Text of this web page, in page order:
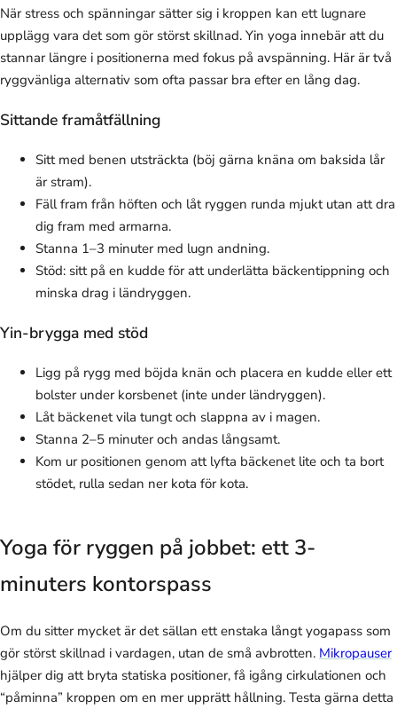
När stress och spänningar sätter sig i kroppen kan ett lugnare
upplägg vara det som gör störst skillnad. Yin yoga innebär att du
stannar längre i positionerna med fokus på avspänning. Här är två
ryggvänliga alternativ som ofta passar bra efter en lång dag.
Sittande framåtfällning
Sitt med benen utsträckta (böj gärna knäna om baksida lår
är stram).
Fäll fram från höften och låt ryggen runda mjukt utan att dra
dig fram med armarna.
Stanna 1–3 minuter med lugn andning.
Stöd: sitt på en kudde för att underlätta bäckentippning och
minska drag i ländryggen.
Yin-brygga med stöd
Ligg på rygg med böjda knän och placera en kudde eller ett
bolster under korsbenet (inte under ländryggen).
Låt bäckenet vila tungt och slappna av i magen.
Stanna 2–5 minuter och andas långsamt.
Kom ur positionen genom att lyfta bäckenet lite och ta bort
stödet, rulla sedan ner kota för kota.
Yoga för ryggen på jobbet: ett 3-
minuters kontorspass
Om du sitter mycket är det sällan ett enstaka långt yogapass som
gör störst skillnad i vardagen, utan de små avbrotten. Mikropauser
hjälper dig att bryta statiska positioner, få igång cirkulationen och
“påminna” kroppen om en mer upprätt hållning. Testa gärna detta